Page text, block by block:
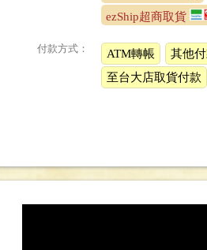
ezShip超商取貨
付款方式： ATM轉帳
其他
至台大店取貨付款